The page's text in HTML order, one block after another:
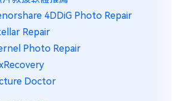
4DDiG Photo Repair
Repair
Photo Repair
Doctor